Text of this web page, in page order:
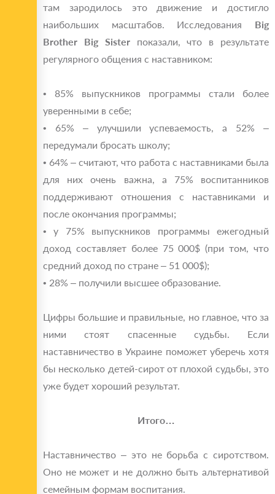
там зародилось это движение и достигло
наибольших масштабов. Исследования Big
Brother Big Sisterпоказали, что в результате
регулярного общения с наставником:
• 85% выпускников программы стали более
уверенными в себе;
• 65% – улучшили успеваемость, а 52% –
передумали бросать школу;
• 64% – считают, что работа с наставниками была
для них очень важна, а 75% воспитанников
поддерживают отношения с наставниками и
после окончания программы;
• у 75% выпускников программы ежегодный
доход составляет более 75 000$ (при том, что
средний доход по стране – 51 000$);
• 28% – получили высшее образование.
Цифры большие и правильные, но главное, что за
ними стоят спасенные судьбы. Если
наставничество в Украине поможет уберечь хотя
бы несколько детей-сирот от плохой судьбы, это
уже будет хороший результат.
Итого…
Наставничество – это не борьба с сиротством.
Оно не может и не должно быть альтернативой
семейным формам воспитания.